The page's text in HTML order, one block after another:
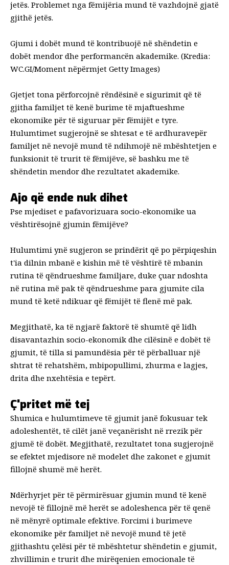
jetës. Problemet nga fëmijëria mund të vazhdojnë gjatë
gjithë jetës.
Gjumi i dobët mund të kontribuojë në shëndetin e
dobët mendor dhe performancën akademike. (Kredia:
WC.GI/Moment nëpërmjet Getty Images)
Gjetjet tona përforcojnë rëndësinë e sigurimit që të
gjitha familjet të kenë burime të mjaftueshme
ekonomike për të siguruar për fëmijët e tyre.
Hulumtimet sugjerojnë se shtesat e të ardhuravepër
familjet në nevojë mund të ndihmojë në mbështetjen e
funksionit të trurit të fëmijëve, së bashku me të
shëndetin mendor dhe rezultatet akademike.
Ajo që ende nuk dihet
Pse mjediset e pafavorizuara socio-ekonomike ua
vështirësojnë gjumin fëmijëve?
Hulumtimi ynë sugjeron se prindërit që po përpiqeshin
t'ia dilnin mbanë e kishin më të vështirë të mbanin
rutina të qëndrueshme familjare, duke çuar ndoshta
në rutina më pak të qëndrueshme para gjumite cila
mund të ketë ndikuar që fëmijët të flenë më pak.
Megjithatë, ka të ngjarë faktorë të shumtë që lidh
disavantazhin socio-ekonomik dhe cilësinë e dobët të
gjumit, të tilla si pamundësia për të përballuar një
shtrat të rehatshëm, mbipopullimi, zhurma e lagjes,
drita dhe nxehtësia e tepërt.
Ç'pritet më tej
Shumica e hulumtimeve të gjumit janë fokusuar tek
adoleshentët, të cilët janë veçanërisht në rrezik për
gjumë të dobët. Megjithatë, rezultatet tona sugjerojnë
se efektet mjedisore në modelet dhe zakonet e gjumit
fillojnë shumë më herët.
Ndërhyrjet për të përmirësuar gjumin mund të kenë
nevojë të fillojnë më herët se adoleshenca për të qenë
në mënyrë optimale efektive. Forcimi i burimeve
ekonomike për familjet në nevojë mund të jetë
gjithashtu çelësi për të mbështetur shëndetin e gjumit,
zhvillimin e trurit dhe mirëqenien emocionale të